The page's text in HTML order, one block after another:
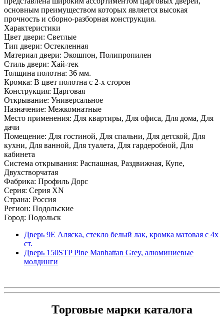
основным преимуществом которых является высокая
прочность и сборно-разборная конструкция.
Характеристики
Цвет двери: Светлые
Тип двери: Остекленная
Материал двери: Экошпон, Полипропилен
Стиль двери: Хай-тек
Толщина полотна: 36 мм.
Кромка: В цвет полотна с 2-х сторон
Конструкция: Царговая
Открывание: Универсальное
Назначение: Межкомнатные
Место применения: Для квартиры, Для офиса, Для дома, Для
дачи
Помещение: Для гостиной, Для спальни, Для детской, Для
кухни, Для ванной, Для туалета, Для гардеробной, Для
кабинета
Система открывания: Распашная, Раздвижная, Купе,
Двухстворчатая
Фабрика: Профиль Дорс
Серия: Серия XN
Страна: Россия
Регион: Подольские
Город: Подольск
Дверь 9Е Аляска, стекло белый лак, кромка матовая с 4х
ст.
Дверь 150STP Pine Manhattan Grey, алюминиевые
молдинги
Торговые марки каталога